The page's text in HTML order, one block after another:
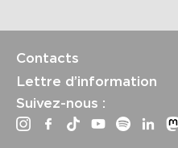
Contacts
Lettre d’information
Suivez-nous :